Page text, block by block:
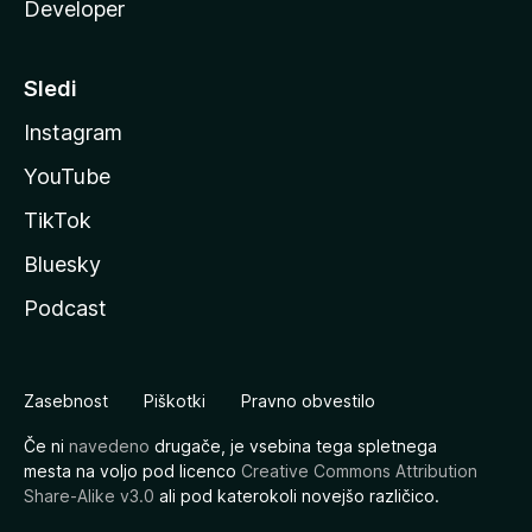
Developer
Sledi
Instagram
YouTube
TikTok
Bluesky
Podcast
Zasebnost Piškotki Pravno obvestilo
Če ni navedeno drugače, je vsebina tega spletnega
mesta na voljo pod licenco Creative Commons Attribution
Share-Alike v3.0 ali pod katerokoli novejšo različico.